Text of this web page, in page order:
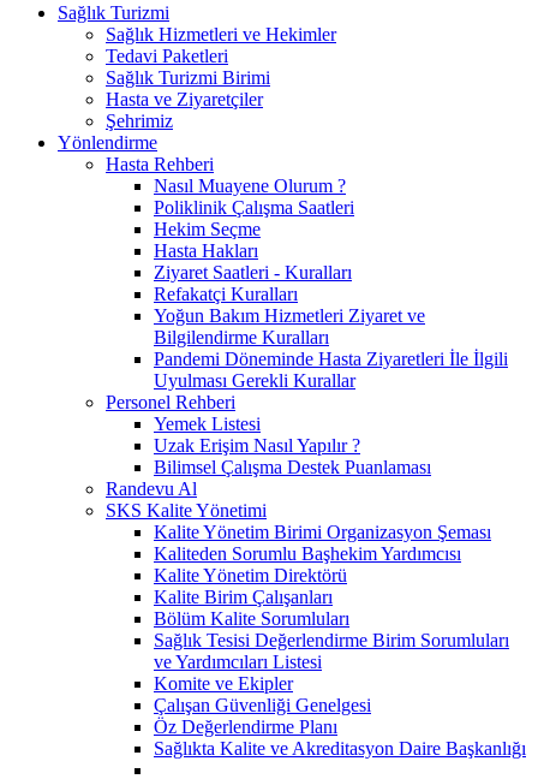
Sağlık Turizmi
Sağlık Hizmetleri ve Hekimler
Tedavi Paketleri
Sağlık Turizmi Birimi
Hasta ve Ziyaretçiler
Şehrimiz
Yönlendirme
Hasta Rehberi
Nasıl Muayene Olurum ?
Poliklinik Çalışma Saatleri
Hekim Seçme
Hasta Hakları
Ziyaret Saatleri - Kuralları
Refakatçi Kuralları
Yoğun Bakım Hizmetleri Ziyaret ve
Bilgilendirme Kuralları
Pandemi Döneminde Hasta Ziyaretleri İle İlgili
Uyulması Gerekli Kurallar
Personel Rehberi
Yemek Listesi
Uzak Erişim Nasıl Yapılır ?
Bilimsel Çalışma Destek Puanlaması
Randevu Al
SKS Kalite Yönetimi
Kalite Yönetim Birimi Organizasyon Şeması
Kaliteden Sorumlu Başhekim Yardımcısı
Kalite Yönetim Direktörü
Kalite Birim Çalışanları
Bölüm Kalite Sorumluları
Sağlık Tesisi Değerlendirme Birim Sorumluları
ve Yardımcıları Listesi
Komite ve Ekipler
Çalışan Güvenliği Genelgesi
Öz Değerlendirme Planı
Sağlıkta Kalite ve Akreditasyon Daire Başkanlığı